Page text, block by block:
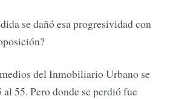
se dañó esa progresividad con
del Inmobiliario Urbano se
55. Pero donde se perdió fue